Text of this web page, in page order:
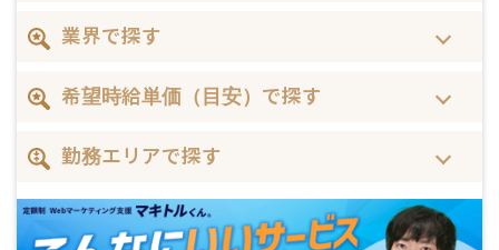
業界で探す
希望時給単価（目安）で探す
勤務エリアで探す